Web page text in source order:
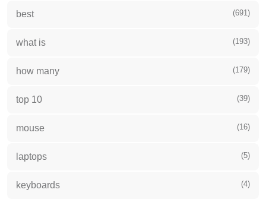
best (691)
what is (193)
how many (179)
top 10 (39)
mouse (16)
laptops (5)
keyboards (4)